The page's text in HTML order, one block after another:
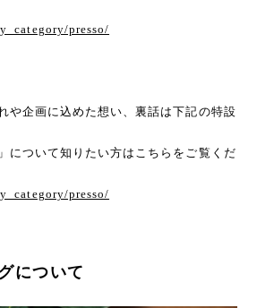
presso/
や企画に込めた想い、裏話は下記の特設
について知りたい方はこちらをご覧くだ
presso/
について